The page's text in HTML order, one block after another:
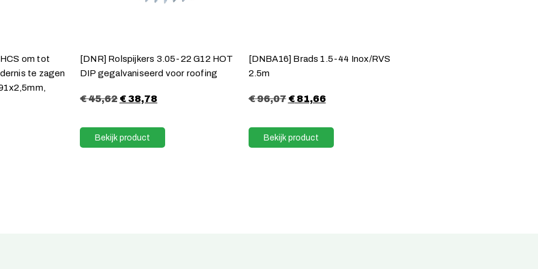
om tot
te zagen
[DNR] Rolspijkers 3.05-22 G12 HOT
DIP gegalvaniseerd voor roofing
€45,62€38,78
Bekijk product
[DNBA16] Brads 1.5-44 Inox/RVS
2.5m
€96,07€81,66
Bekijk product